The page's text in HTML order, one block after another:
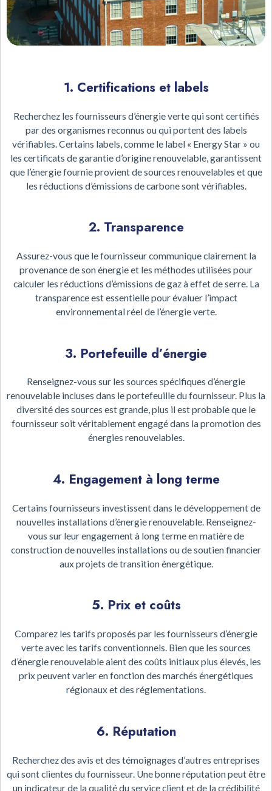
1. Certifications et labels
Recherchez les fournisseurs d’énergie verte qui sont certifiés
par des organismes reconnus ou qui portent des labels
vérifiables. Certains labels, comme le label « Energy Star » ou
les certificats de garantie d’origine renouvelable, garantissent
que l’énergie fournie provient de sources renouvelables et que
les réductions d’émissions de carbone sont vérifiables.
2. Transparence
Assurez-vous que le fournisseur communique clairement la
provenance de son énergie et les méthodes utilisées pour
calculer les réductions d’émissions de gaz à effet de serre. La
transparence est essentielle pour évaluer l’impact
environnemental réel de l’énergie verte.
3. Portefeuille d’énergie
Renseignez-vous sur les sources spécifiques d’énergie
renouvelable incluses dans le portefeuille du fournisseur. Plus la
diversité des sources est grande, plus il est probable que le
fournisseur soit véritablement engagé dans la promotion des
énergies renouvelables.
4. Engagement à long terme
Certains fournisseurs investissent dans le développement de
nouvelles installations d’énergie renouvelable. Renseignez-
vous sur leur engagement à long terme en matière de
construction de nouvelles installations ou de soutien financier
aux projets de transition énergétique.
5. Prix et coûts
Comparez les tarifs proposés par les fournisseurs d’énergie
verte avec les tarifs conventionnels. Bien que les sources
d’énergie renouvelable aient des coûts initiaux plus élevés, les
prix peuvent varier en fonction des marchés énergétiques
régionaux et des réglementations.
6. Réputation
Recherchez des avis et des témoignages d’autres entreprises
qui sont clientes du fournisseur. Une bonne réputation peut être
un indicateur de la qualité du service client et de la crédibilité